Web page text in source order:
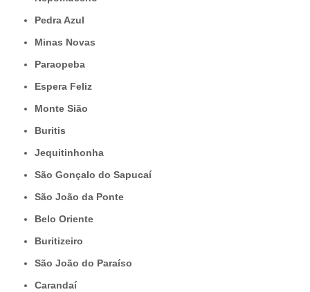
Pedra Azul
Minas Novas
Paraopeba
Espera Feliz
Monte Sião
Buritis
Jequitinhonha
São Gonçalo do Sapucaí
São João da Ponte
Belo Oriente
Buritizeiro
São João do Paraíso
Carandaí